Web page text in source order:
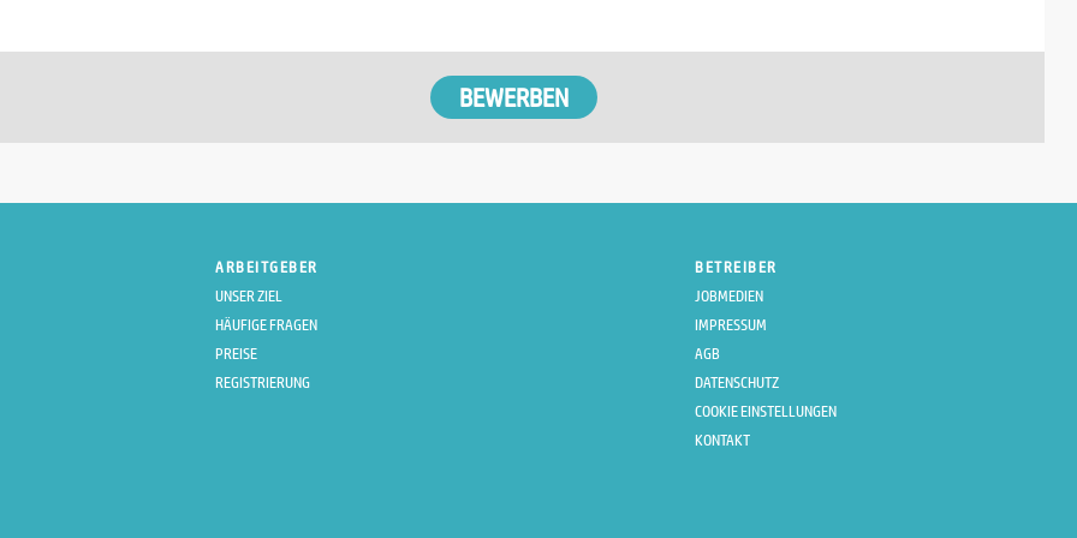
ARBEITGEBER
UNSER ZIEL
HÄUFIGE FRAGEN
PREISE
REGISTRIERUNG
BETREIBER
JOBMEDIEN
IMPRESSUM
AGB
DATENSCHUTZ
COOKIE EINSTELLUNGEN
KONTAKT